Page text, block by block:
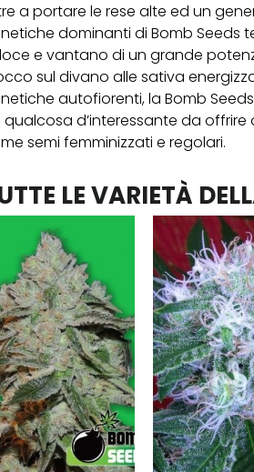
a portare le rese alte ed un
dominanti di Bomb Seeds
e vantano di un grande
sul divano alle sativa
autofiorenti, la Bomb
qualcosa d’interessante da
semi femminizzati e regolari.
LE VARIETÀ